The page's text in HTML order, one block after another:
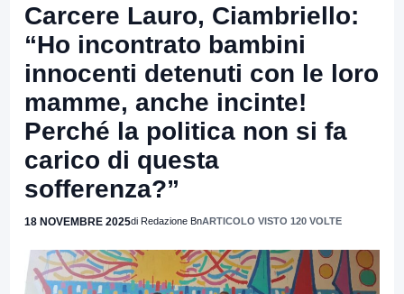
Carcere Lauro, Ciambriello:
“Ho incontrato bambini
innocenti detenuti con le loro
mamme, anche incinte!
Perché la politica non si fa
carico di questa
sofferenza?”
18 NOVEMBRE 2025di Redazione BnARTICOLO VISTO 120 VOLTE